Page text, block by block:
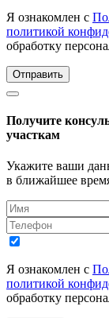
Я ознакомлен с
политикой
обработку
Отправить
Получите
участкам
Укажите ваши
в ближайшее
Я ознакомлен с
политикой
обработку